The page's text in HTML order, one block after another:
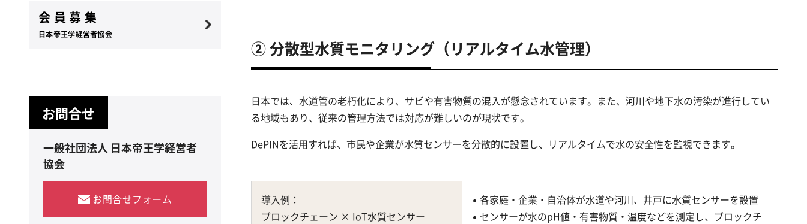
② 分散型水質モニタリング（リアルタイム水管理）
日本では、水道管の老朽化により、サビや有害物質の混入が懸念されています。また、河川や地下水の汚染が進行してい
る地域もあり、従来の管理方法では対応が難しいのが現状です。
DePINを活用すれば、市民や企業が水質センサーを分散的に設置し、リアルタイムで水の安全性を監視できます。
導入例：
ブロックチェーン × IoT水質センサー
• 各家庭・企業・自治体が水道や河川、井戸に水質センサーを設置
• センサーが水のpH値・有害物質・温度などを測定し、ブロックチ
会 員 募 集
日本帝王学経営者協会
お問合せ
一般社団法人 日本帝王学経営者
協会
お問合せフォーム